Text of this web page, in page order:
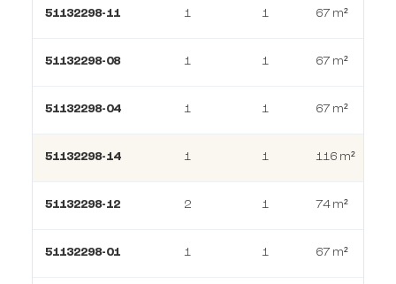
51132298-11 1 1 67 m²
51132298-08 1 1 67 m²
51132298-04 1 1 67 m²
51132298-14 1 1 116 m²
51132298-12 2 1 74 m²
51132298-01 1 1 67 m²